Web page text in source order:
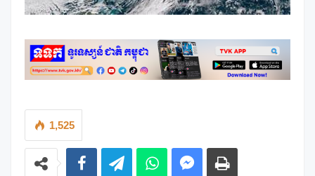
1,525